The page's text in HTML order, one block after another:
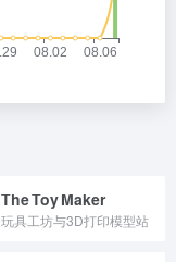
The Toy Maker
玩具工坊与3D打印模型站